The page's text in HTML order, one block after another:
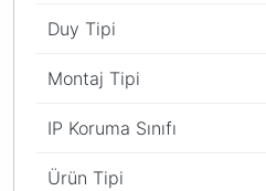
Duy Tipi
Montaj Tipi
IP Koruma Sınıfı
Ürün Tipi